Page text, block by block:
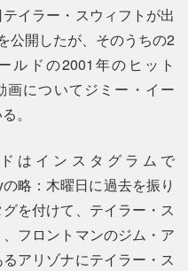
イラー・スウィフトが出
公開したが、そのうちの2
ルドの2001年のヒット
画についてジミー・イー
。
はインスタグラムで
略：木曜日に過去を振り
を付けて、テイラー・ス
フロントマンのジム・ア
アリゾナにテイラー・ス